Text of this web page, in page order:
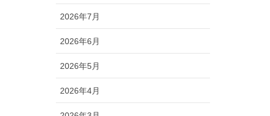
2026年7月
2026年6月
2026年5月
2026年4月